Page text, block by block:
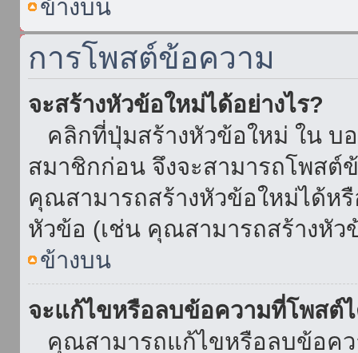
ข้างบน
การโพสต์ข้อความ
จะสร้างหัวข้อใหม่ได้อย่างไร?
คลิกที่ปุ่มสร้างหัวข้อใหม่ ใน บ
สมาชิกก่อน จึงจะสามารถโพส
คุณสามารถสร้างหัวข้อใหม่ได้ห
หัวข้อ (เช่น คุณสามารถสร้างหั
ข้างบน
จะแก้ไขหรือลบข้อความที่โพสต์ไ
คุณสามารถแก้ไขหรือลบข้อคว